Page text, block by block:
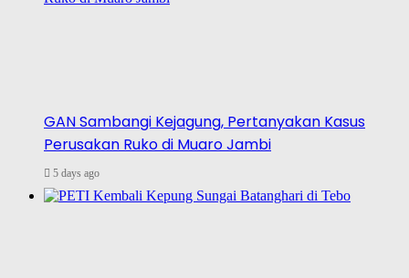
GAN Sambangi Kejagung, Pertanyakan Kasus
Perusakan Ruko di Muaro Jambi
5 days ago